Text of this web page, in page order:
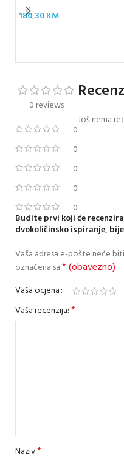
180,30KM
0 reviews
0
0
0
0
0
Još nema
Budite prvi koji će
dvokoličinsko ispiranje,
Vaša adresa e-pošte neće
označena sa* (obavezno)
Vaša ocjena
Vaša recenzija:*
Naziv*